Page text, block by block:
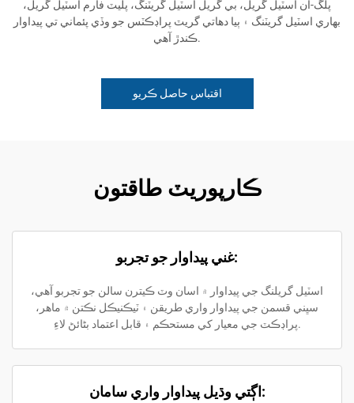
پلگ-ان اسٽيل گريل، بي گريل اسٽيل گريٽنگ، پليٽ فارم اسٽيل گريل،
بھاري اسٽيل گريٽنگ ۽ ٻيا دھاتي گريٽ پراڊڪٽس جو وڏي پئماني تي پيداوار
ڪندڙ آهي.
اقتباس حاصل ڪريو
ڪارپوريٽ طاقتون
غني پيداوار جو تجربو:
اسٽيل گريلنگ جي پيداوار ۾ اسان وٽ ڪيترن سالن جو تجربو آهي،
سڀني قسمن جي پيداوار واري طريقن ۽ ٽيڪنيڪل نڪتن ۾ ماھر،
پراڊڪٽ جي معيار کي مستحڪم ۽ قابل اعتماد بڻائڻ لاءِ.
اڳتي وڌيل پيداوار واري سامان: